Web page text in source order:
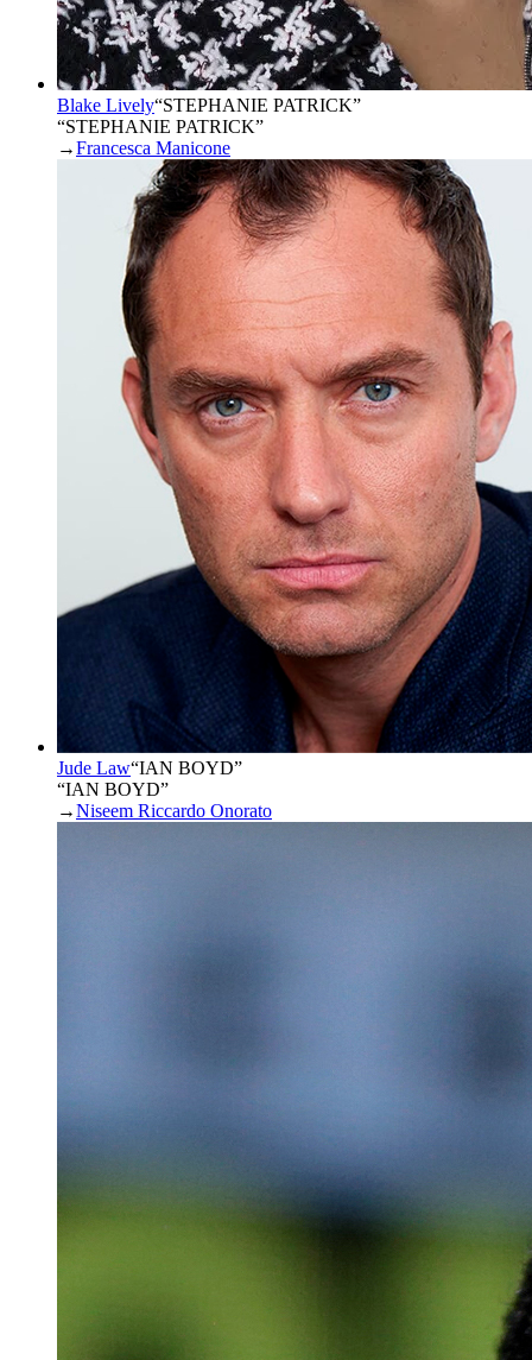
Blake Lively“STEPHANIE PATRICK”
“STEPHANIE PATRICK”
→Francesca Manicone
Jude Law“IAN BOYD”
“IAN BOYD”
→Niseem Riccardo Onorato